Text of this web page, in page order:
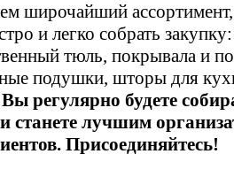
широчайший
и легко собрать
тюль, покрывала и
подушки, шторы для
Вы регулярно будете
станете лучшим
Присоединяйтесь!